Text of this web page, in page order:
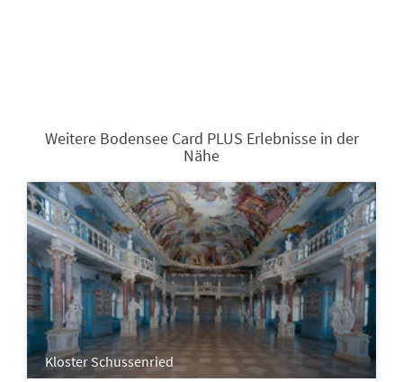
Weitere Bodensee Card PLUS Erlebnisse in der
Nähe
Kloster Schussenried